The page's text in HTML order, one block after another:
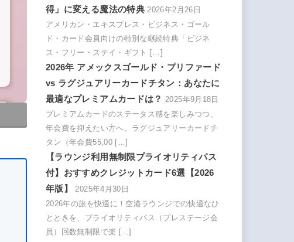
得」に変える魔法の特典 2026年2月26日
アメリカン・エキスプレス・ビジネス・ゴール
ド・カード会員向けの特別な継続特典「ビジネ
ス・フリー・ステイ・ギフト […]
2026年 アメックスゴールド・プリファード
vs ラグジュアリーカードチタン：あなたに
最適なプレミアムカードは？ 2025年9月18日
プレミアムカードのステータス感を楽しみつつ、
年会費を抑えたい方へ。ラグジュアリーカードチ
タン（年会費55,00 […]
【ラウンジ利用無制限プライオリティパス
付】おすすめクレジットカード6選【2026
年版】
2025年4月30日
2026年の旅を快適に！空港ラウンジでの快適なひ
とときを、プライオリティパス（プレステージ会
員）回数無制限で楽 […]